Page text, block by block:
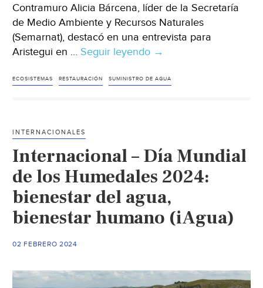
Contramuro Alicia Bárcena, líder de la Secretaría
de Medio Ambiente y Recursos Naturales
(Semarnat), destacó en una entrevista para
Aristegui en … Seguir leyendo México
México
vastas
áreas
para
garantizar
el
suministro
(Contramuro)
→
ECOSISTEMAS RESTAURACIÓN SUMINISTRO DE AGUA
INTERNACIONALES
Internacional – Día Mundial
de los Humedales 2024:
bienestar del agua,
bienestar humano (iAgua)
02 FEBRERO 2024